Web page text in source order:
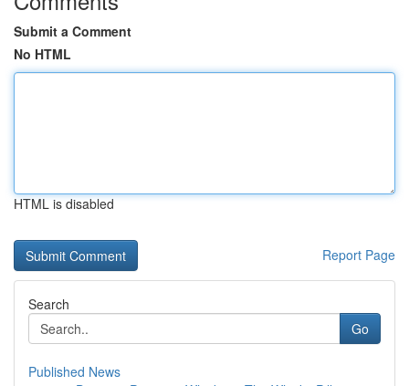
Submit a Comment
No HTML
HTML is disabled
Report Page
Search
Go
Published News